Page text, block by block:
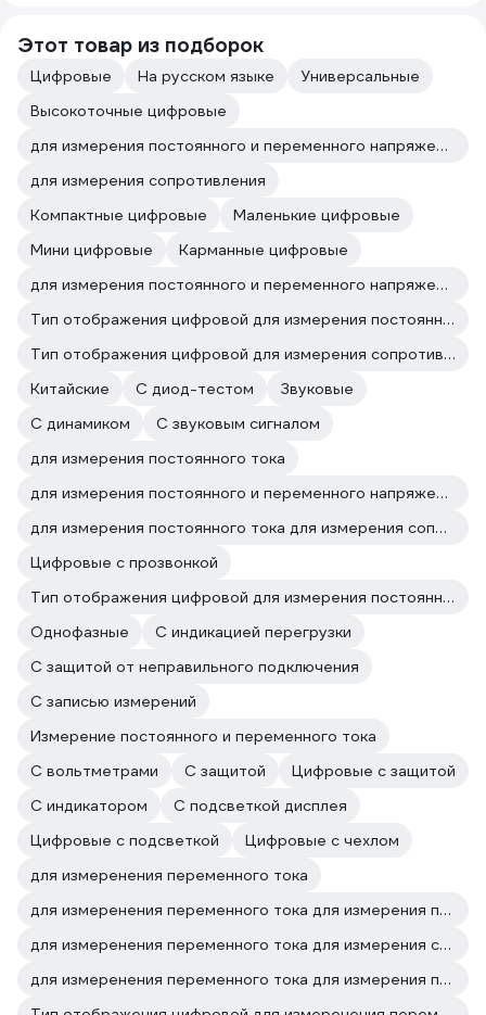
Этот товар из подборок
Цифровые На русском языке
Универсальные
Высокоточные цифровые
для измерения постоянного и переменного напряжения
для измерения сопротивления
Компактные цифровые
Маленькие цифровые
Мини цифровые
Карманные цифровые
для измерения постоянного и переменного напряжения для измерения сопротивления
Тип отображения цифровой для измерения постоянного и переменного напряжения
Тип отображения цифровой для измерения сопротивления
Китайские
С диод-тестом
Звуковые
С динамиком
С звуковым сигналом
для измерения постоянного тока
для измерения постоянного и переменного напряжения для измерения постоянного тока
для измерения постоянного тока для измерения сопротивления
Цифровые с прозвонкой
Тип отображения цифровой для измерения постоянного тока
Однофазные
C индикацией перегрузки
С защитой от неправильного подключения
С записью измерений
Измерение постоянного и переменного тока
С вольтметрами
С защитой
Цифровые с защитой
С индикатором
С подсветкой дисплея
Цифровые с подсветкой
Цифровые с чехлом
для измеренения переменного тока
для измеренения переменного тока для измерения постоянного и переменного напряжения
для измеренения переменного тока для измерения сопротивления
для измеренения переменного тока для измерения постоянного тока